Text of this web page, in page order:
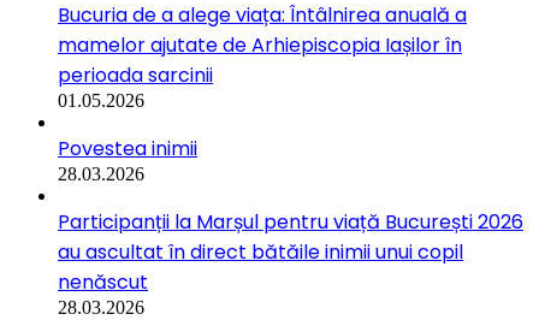
Bucuria de a alege viața: Întâlnirea anuală a
mamelor ajutate de Arhiepiscopia Iașilor în
perioada sarcinii
01.05.2026
Povestea inimii
28.03.2026
Participanții la Marșul pentru viață București 2026
au ascultat în direct bătăile inimii unui copil
nenăscut
28.03.2026